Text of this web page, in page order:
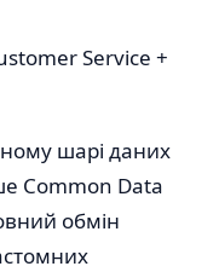
Service +
шарі даних
Common Data
обмін